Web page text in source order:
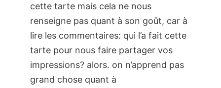
cette tarte mais cela ne nous
renseigne pas quant à son goût, car à
lire les commentaires: qui l’a fait cette
tarte pour nous faire partager vos
impressions? alors. on n’apprend pas
grand chose quant à